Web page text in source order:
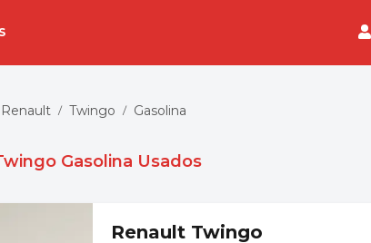
Renault / Twingo / Gasolina
Gasolina Usados
Renault Twingo